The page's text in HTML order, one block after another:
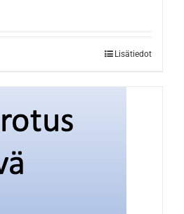
Lisätiedot